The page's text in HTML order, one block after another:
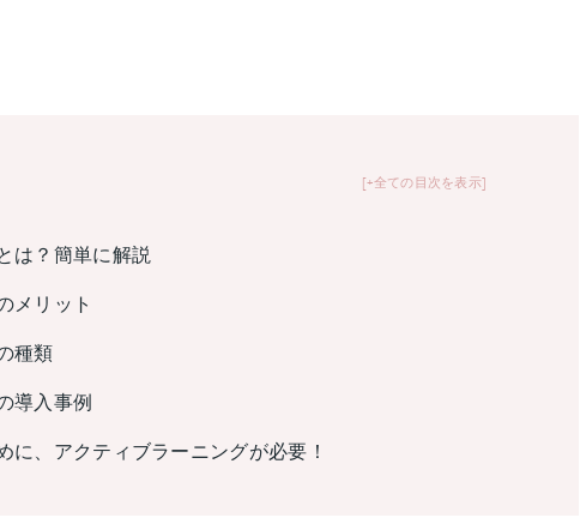
+全ての目次を表示
は？簡単に解説
メリット
種類
導入事例
に、アクティブラーニングが必要！